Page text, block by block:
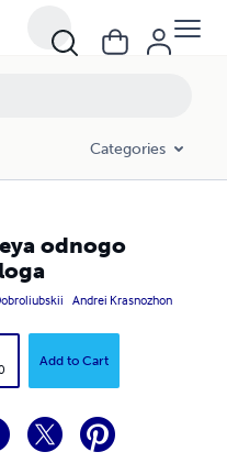
Categories
odnogo
Andrei Krasnozhon
Add to Cart